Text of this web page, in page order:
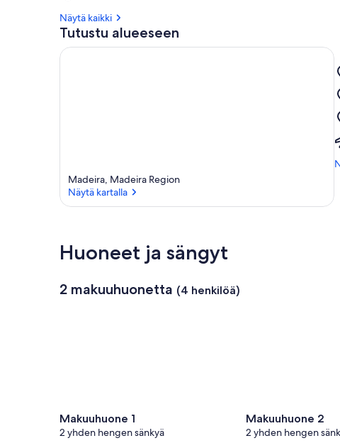
Näytä kaikki
Tutustu alueeseen
Madeira, Madeira Region
Näytä kartalla
Huoneet ja sängyt
2 makuuhuonetta (4 henkilöä)
Makuuhuone 1
2 yhden hengen sänkyä
Makuuhuone 2
2 yhden hengen